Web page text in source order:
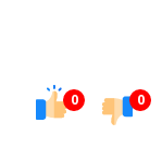
0 0